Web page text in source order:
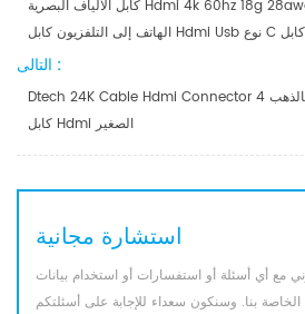
كابل الألياف البصرية Hdmi 4k 60hz 18g 28awg 70m الأسود Hdcp2.2
التالى :
Dtech 24K Cable Hdmi Connector مطلية بالذهب 4K 1080p 3 متر تمديد
كابل Hdmi الصغير
استشارة مجانية
مع أي أسئلة أو استفسارات أو استخدام بيانات